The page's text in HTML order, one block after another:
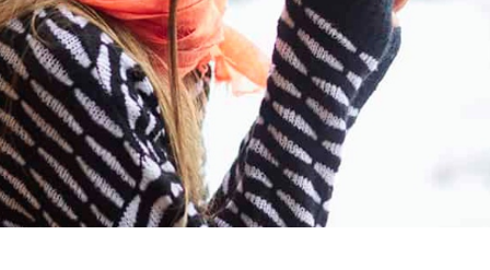
Add Your Heading
Text Here